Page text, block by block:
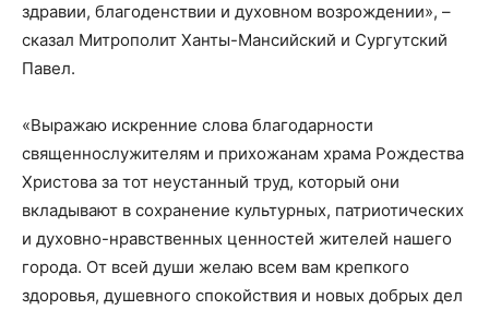
здравии, благоденствии и духовном возрождении», –
сказал Митрополит Ханты-Мансийский и Сургутский
Павел.
«Выражаю искренние слова благодарности
священнослужителям и прихожанам храма Рождества
Христова за тот неустанный труд, который они
вкладывают в сохранение культурных, патриотических
и духовно-нравственных ценностей жителей нашего
города. От всей души желаю всем вам крепкого
здоровья, душевного спокойствия и новых добрых дел